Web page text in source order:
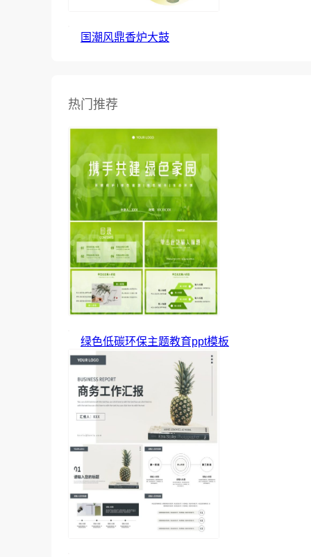
国潮风鼎香炉大鼓
热门推荐
绿色低碳环保主题教育ppt模板